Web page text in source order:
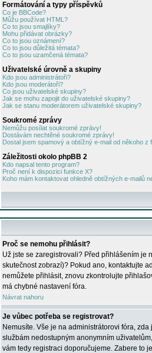
Formátování a typy příspěvků
Co je BBCode?
Můžu používat HTML?
Co to jsou smajlíky?
Mohu přidávat obrázky?
Co to jsou oznámení?
Co to jsou důležitá témata?
Co to jsou uzamčená témata?
Uživatelské úrovně a skupiny
Kdo jsou administrátoři?
Kdo jsou moderátoři?
Co jsou uživatelské skupiny?
Jak se mohu zapojit do uživatelské skupiny?
Jak se stanu moderátorem uživatelské skupiny?
Soukromé zprávy
Nemůžu posílat soukromé zprávy!
Dostávám nechtěné soukromé zprávy!
Dostal jsem spamový a obtížný e-mail od někoho z
Záležitosti okolo phpBB 2
Kdo napsal tento program?
Proč není k dispozici funkce X?
Koho mám kontaktovat ohledně obtížných e-mailů
Proč se nemohu přihlásit?
Už jste se zaregistrovali? Před přihlášením je
skutečnost zobrazí)? Pokud ano, kontaktujte
nemůžete přihlásit, znovu zkontrolujte
má chybné nastavení fóra.
Návrat nahoru
Je vůbec potřeba se registrovat?
Nemusíte. Vše je na administrátorovi fóra,
službám nedostupným anonymním
vám tedy registraci doporučujeme. Zabere to